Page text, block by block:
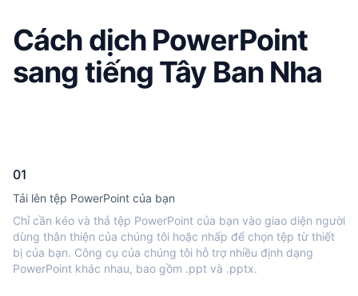
Cách dịch PowerPoint
sang tiếng Tây Ban Nha
01
Tải lên tệp PowerPoint của bạn
Chỉ cần kéo và thả tệp PowerPoint của bạn vào giao diện người
dùng thân thiện của chúng tôi hoặc nhấp để chọn tệp từ thiết
bị của bạn. Công cụ của chúng tôi hỗ trợ nhiều định dạng
PowerPoint khác nhau, bao gồm .ppt và .pptx.